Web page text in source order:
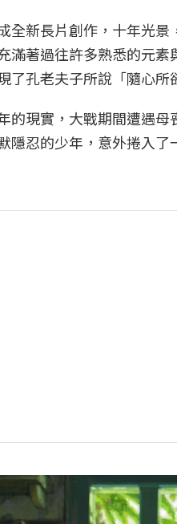
全新長片創作，十年光景
滿著過往許多熟悉的元
了孔老夫子所說「隨心所
的現實，大戰期間遭遇
隱忍的少年，意外捲入